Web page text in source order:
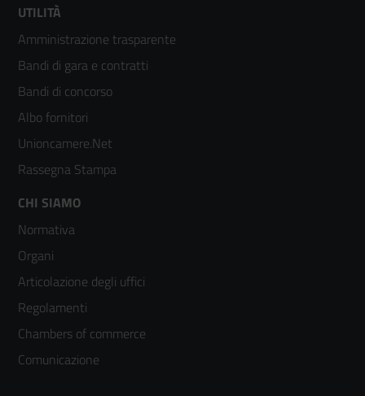
Footer
menù
colonna
2
UTILITÀ
Amministrazione trasparente
Bandi di gara e contratti
Bandi di concorso
Albo fornitori
Unioncamere.Net
Rassegna Stampa
Footer
menù
colonna
3
CHI SIAMO
Normativa
Organi
Articolazione degli uffici
Regolamenti
Chambers of commerce
Comunicazione